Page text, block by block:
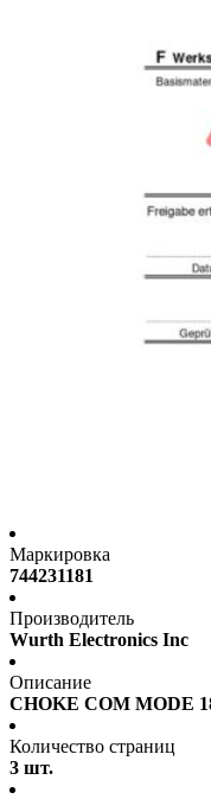
Маркировка
744231181
Производитель
Wurth Electronics Inc
Описание
CHOKE COM MODE
Количество страниц
3 шт.